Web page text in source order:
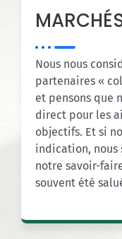
Nous nous
partenaires «
et pensons que
direct pour les
objectifs. Et si
indication, nous
notre savoir-
souvent été